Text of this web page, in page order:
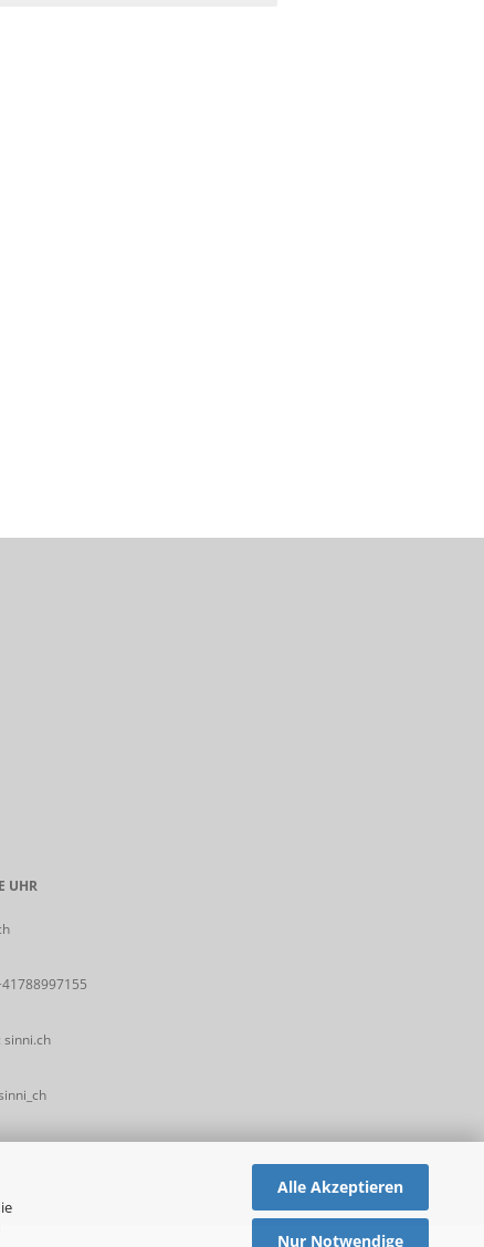
Alle Akzeptieren
Nur Notwendige
UHR
sinni.ch